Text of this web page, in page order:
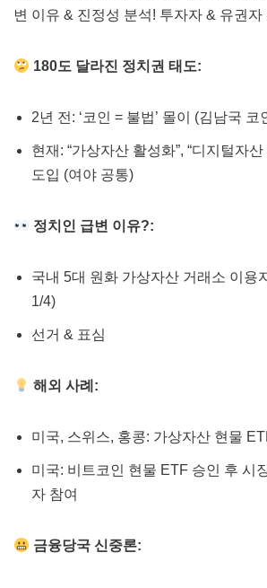
변 이유 & 진정성 분석! 투자자 & 유권자
180도 달라진 정치권 태도:
2년 전: ‘코인 = 불법’ 몰이 (김남국 코
현재: “가상자산 활성화”, “디지털자
도입 (여야 공통)
정치인 급변 이유?:
국내 5대 원화 가상자산 거래소 이용
1/4)
선거 & 표심
해외 사례:
미국, 스위스, 홍콩: 가상자산 현물
미국: 비트코인 현물 ETF 승인 후 시
자 참여
금융당국 신중론: